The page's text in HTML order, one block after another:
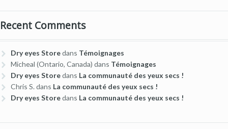
Recent Comments
Dry eyes Storedans Témoignages
Micheal (Ontario, Canada) dans Témoignages
Dry eyes Storedans La communauté des yeux secs !
Chris S. dans La communauté des yeux secs !
Dry eyes Storedans La communauté des yeux secs !